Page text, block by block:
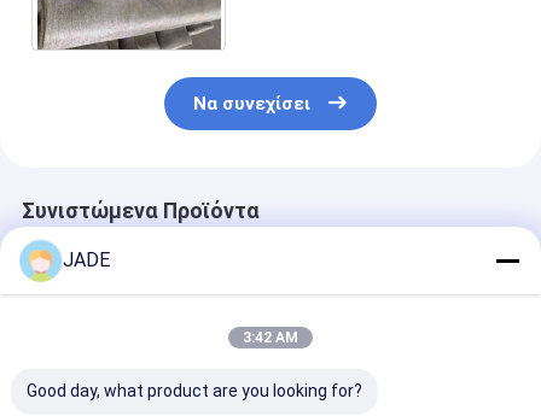
Να συνεχίσει
Συνιστώμενα Προϊόντα
JADE
3:42 AM
Good day, what product are you looking for?